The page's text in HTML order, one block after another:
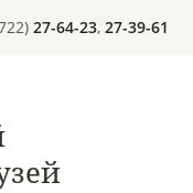
27-64-23, 27-39-61